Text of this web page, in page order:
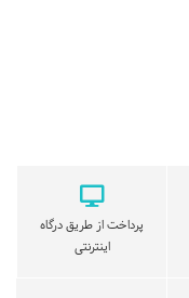
پرداخت از طریق درگاه
اینترنتی